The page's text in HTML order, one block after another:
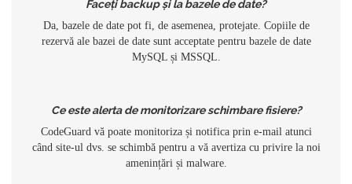
Faceți backup și la bazele de date?
Da, bazele de date pot fi, de asemenea, protejate. Copiile de
rezervă ale bazei de date sunt acceptate pentru bazele de date
MySQL și MSSQL.
Ce este alerta de monitorizare schimbare fisiere?
CodeGuard vă poate monitoriza și notifica prin e-mail atunci
când site-ul dvs. se schimbă pentru a vă avertiza cu privire la noi
amenințări și malware.